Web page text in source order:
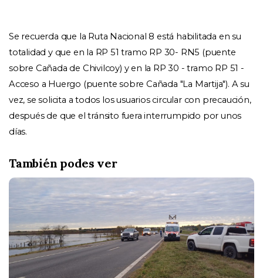
Se recuerda que la Ruta Nacional 8 está habilitada en su
totalidad y que en la RP 51 tramo RP 30- RN5 (puente
sobre Cañada de Chivilcoy) y en la RP 30 - tramo RP 51 -
Acceso a Huergo (puente sobre Cañada "La Martija"). A su
vez, se solicita a todos los usuarios circular con precaución,
después de que el tránsito fuera interrumpido por unos
días.
También podes ver